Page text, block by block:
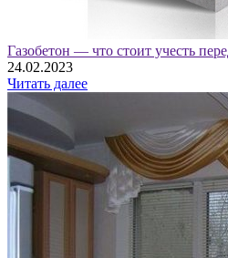
Газобетон — что стоит учесть
24.02.2023
Читать далее